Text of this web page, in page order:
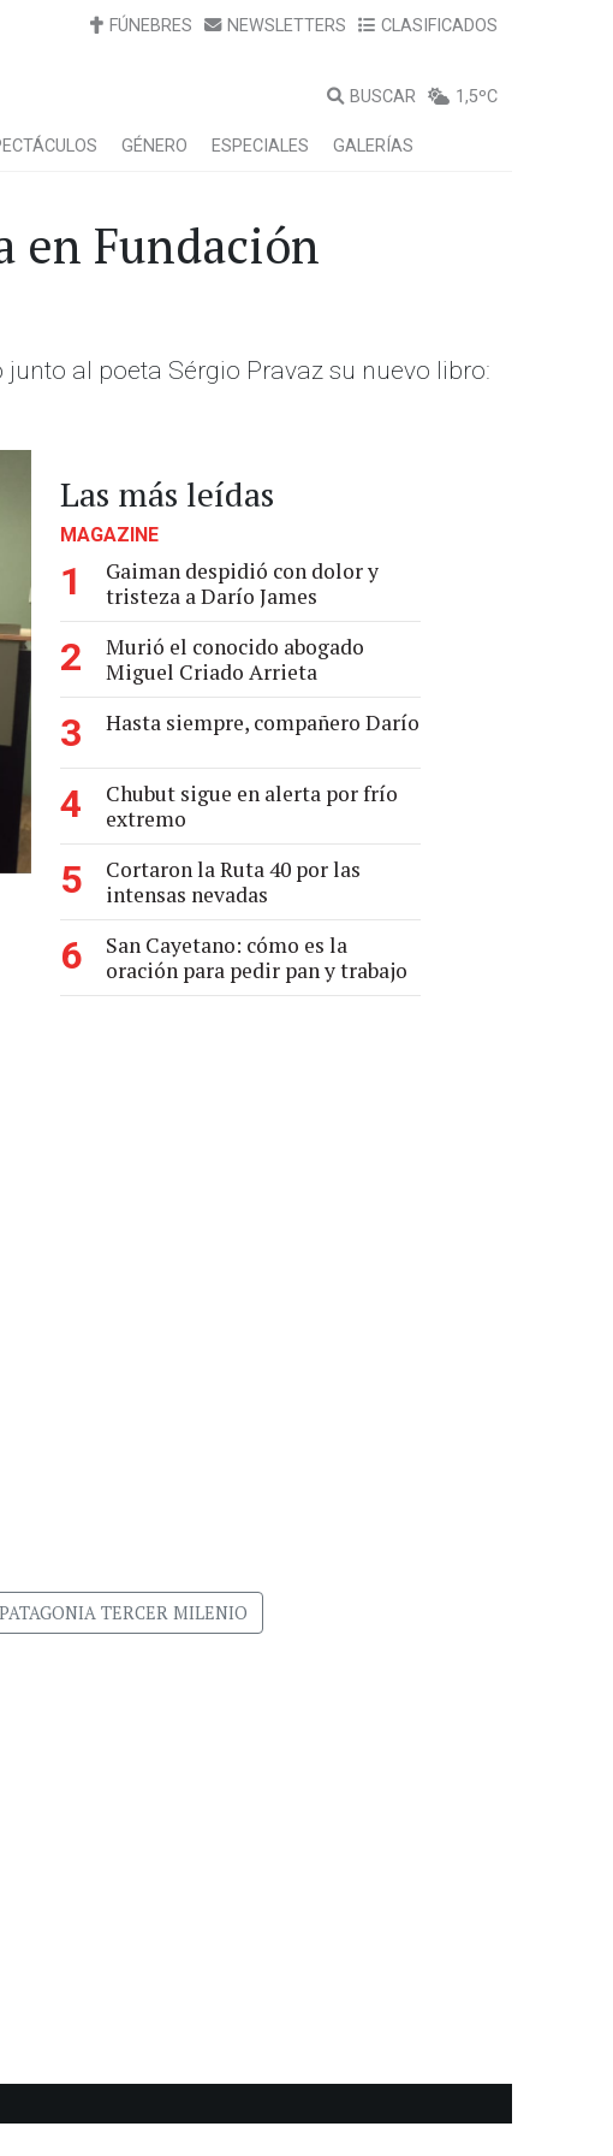
FÚNEBRES NEWSLETTERS CLASIFICADOS
BUSCAR 1,5ºC
GÉNERO ESPECIALES GALERÍAS
en Fundación
al poeta Sérgio Pravaz su nuevo libro:
Las más leídas
MAGAZINE
1
Gaiman despidió con dolor y
tristeza a Darío James
2
Murió el conocido abogado
Miguel Criado Arrieta
3 Hasta siempre, compañero Darío
4
Chubut sigue en alerta por frío
extremo
5
Cortaron la Ruta 40 por las
intensas nevadas
6
San Cayetano: cómo es la
oración para pedir pan y trabajo
PATAGONIA TERCER MILENIO